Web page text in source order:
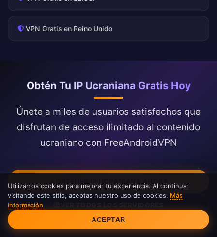
VPN Gratis en Reino Unido
Obtén Tu IP Ucraniana Gratis Hoy
Únete a miles de usuarios satisfechos que
disfrutan de acceso ilimitado al contenido
ucraniano con FreeAndroidVPN
VER TODOS LOS SERVIDORES
Consentimiento de cookies
Utilizamos cookies para mejorar tu experiencia. Al continuar
visitando este sitio, aceptas nuestro uso de cookies. Más
información
ACEPTAR